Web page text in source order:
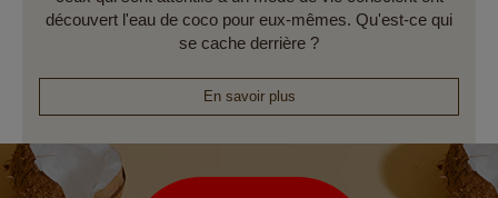
découvert l'eau de coco pour eux-mêmes. Qu'est-ce qui
se cache derrière ?
En savoir plus
Lettre
d’information